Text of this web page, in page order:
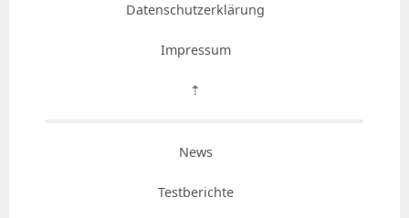
Datenschutzerklärung
Impressum
⇡
News
Testberichte